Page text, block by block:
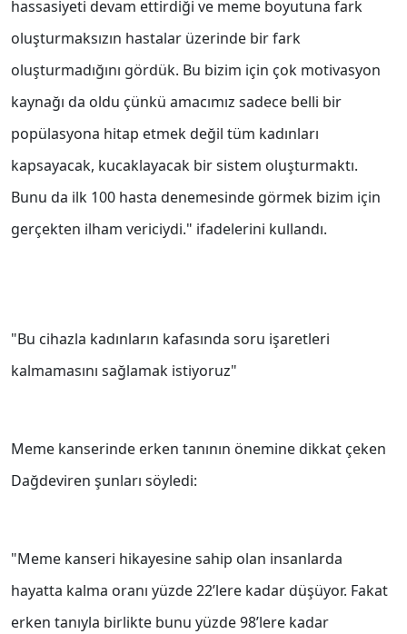
hassasiyeti devam ettirdiği ve meme boyutuna fark
oluşturmaksızın hastalar üzerinde bir fark
oluşturmadığını gördük. Bu bizim için çok motivasyon
kaynağı da oldu çünkü amacımız sadece belli bir
popülasyona hitap etmek değil tüm kadınları
kapsayacak, kucaklayacak bir sistem oluşturmaktı.
Bunu da ilk 100 hasta denemesinde görmek bizim için
gerçekten ilham vericiydi." ifadelerini kullandı.
"Bu cihazla kadınların kafasında soru işaretleri
kalmamasını sağlamak istiyoruz"
Meme kanserinde erken tanının önemine dikkat çeken
Dağdeviren şunları söyledi:
"Meme kanseri hikayesine sahip olan insanlarda
hayatta kalma oranı yüzde 22’lere kadar düşüyor. Fakat
erken tanıyla birlikte bunu yüzde 98’lere kadar